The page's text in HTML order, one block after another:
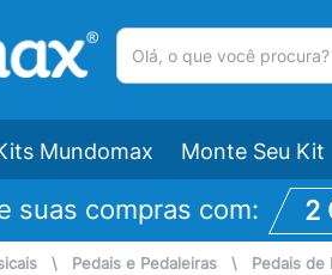
Mundomax Monte Seu Kit
suas compras com: 2
\ Pedais e Pedaleiras \ Pedais de